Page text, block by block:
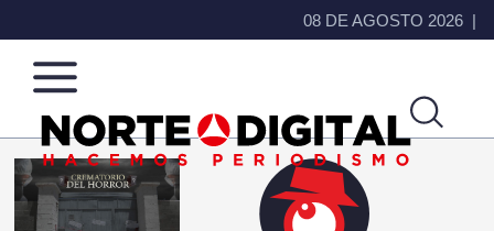
08 DE AGOSTO 2026
Norte
Más